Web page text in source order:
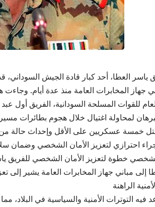
ياسر العطا، أحد كبار قادة الجيش
جهاز المخابرات العامة منذ عدة أيام. وجاءت
لمحاولة اغتيال خلال هجوم بطائرات
خمسة عسكريين على الأقل وإحداث حالة
خطوة لتعزيز الأمان الشخصي للفريق
إلى مباني جهاز المخابرات العامة يشير إلى
التوترات الأمنية والسياسية في البلاد،